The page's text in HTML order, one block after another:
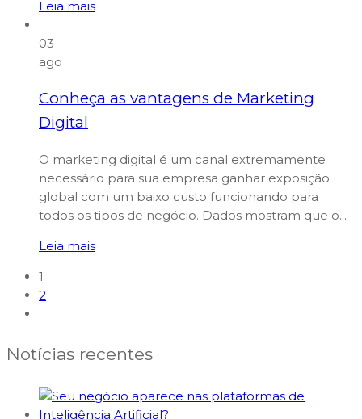
Leia mais
03
ago
Conheça as vantagens de Marketing
Digital
O marketing digital é um canal extremamente
necessário para sua empresa ganhar exposição
global com um baixo custo funcionando para
todos os tipos de negócio. Dados mostram que o...
Leia mais
1
2
Notícias recentes